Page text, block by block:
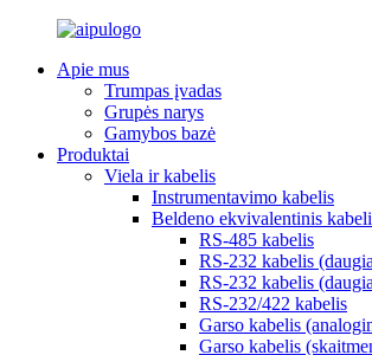
Apie mus
Trumpas įvadas
Grupės narys
Gamybos bazė
Produktai
Viela ir kabelis
Instrumentavimo kabelis
Beldeno ekvivalentinis
RS-485 kabelis
RS-232 kabelis
RS-232 kabelis
RS-232/422 kabelis
Garso kabelis
Garso kabelis